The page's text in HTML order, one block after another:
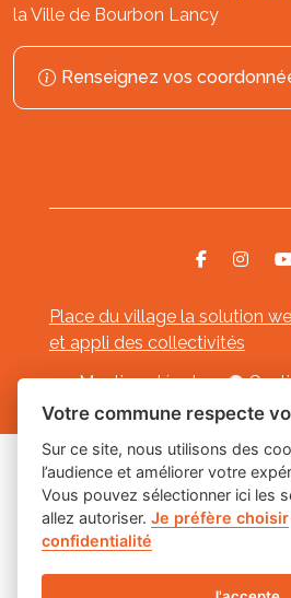
la Ville de Bourbon Lancy
Renseignez vos
Place du village la solution
et appli des collectivités
Mentions légales-
Les
Votre commune respecte
Sur ce site, nous utilisons des
l’audience et améliorer votre
Vous pouvez sélectionner ici les
allez autoriser.Je préfère choisir
confidentialité